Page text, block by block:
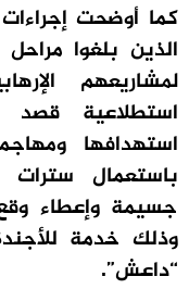
كما أوضحت
الذين بلغوا
لمشاريعهم
استطلاعية قصد
استهدافها
باستعمال سترات
جسيمة وإعطاء وقع
وذلك خدمة
“داعش”.